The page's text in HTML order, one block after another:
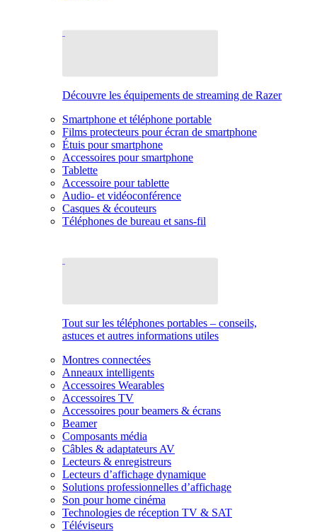
Découvre les équipements de streaming de Razer
Smartphone et téléphone portable
Films protecteurs pour écran de smartphone
Étuis pour smartphone
Accessoires pour smartphone
Tablette
Accessoire pour tablette
Audio- et vidéoconférence
Casques & écouteurs
Téléphones de bureau et sans-fil
Tout sur les téléphones portables – conseils,
astuces et autres informations utiles
Montres connectées
Anneaux intelligents
Accessoires Wearables
Accessoires TV
Accessoires pour beamers & écrans
Beamer
Composants média
Câbles & adaptateurs AV
Lecteurs & enregistreurs
Lecteurs d’affichage dynamique
Solutions professionnelles d’affichage
Son pour home cinéma
Technologies de réception TV & SAT
Téléviseurs